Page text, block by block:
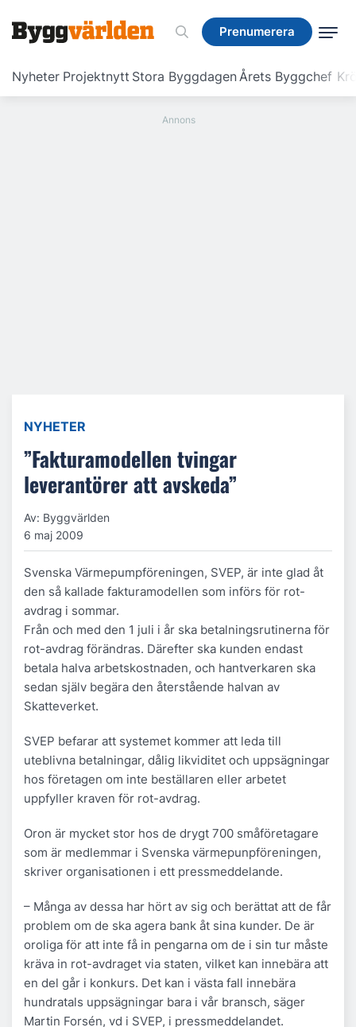
Prenumerera
Nyheter Projektnytt Stora ByggdagenÅrets Byggchef
Prenumerera
NYHETER
”Fakturamodellen tvingar
leverantörer att avskeda”
Av: Byggvärlden
6 maj 2009
Svenska Värmepumpföreningen, SVEP, är inte glad åt
den så kallade fakturamodellen som införs för rot-
avdrag i sommar.
Från och med den 1 juli i år ska betalningsrutinerna för
rot-avdrag förändras. Därefter ska kunden endast
betala halva arbetskostnaden, och hantverkaren ska
sedan själv begära den återstående halvan av
Skatteverket.
SVEP befarar att systemet kommer att leda till
uteblivna betalningar, dålig likviditet och uppsägningar
hos företagen om inte beställaren eller arbetet
uppfyller kraven för rot-avdrag.
Oron är mycket stor hos de drygt 700 småföretagare
som är medlemmar i Svenska värmepunpföreningen,
skriver organisationen i ett pressmeddelande.
– Många av dessa har hört av sig och berättat att de får
problem om de ska agera bank åt sina kunder. De är
oroliga för att inte få in pengarna om de i sin tur måste
kräva in rot-avdraget via staten, vilket kan innebära att
en del går i konkurs. Det kan i västa fall innebära
hundratals uppsägningar bara i vår bransch, säger
Martin Forsén, vd i SVEP, i pressmeddelandet.